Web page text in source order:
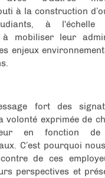
à la construction
à l'échelle
à mobiliser leur
enjeux
fort des
volonté exprimée de
en fonction de
C’est pourquoi
de ces
perspectives et